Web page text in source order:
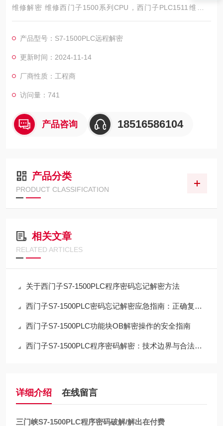
维修解密 维修西门子1500系列CPU，西门子PLC1511维修解
密，西门子PLC1512维修解密，西门子PLC1513维修解密，西门
17维修解密，西门子PLC1518解密维修如上电所有指示灯不亮，
全亮，开机无显示，不通讯，通讯连接不上，通讯异常，通讯网
产品型号：S7-1500PLC远程解密
更新时间：2024-11-14
厂商性质：工程商
访问量：741
产品咨询 18516586104
产品分类
PRODUCT CLASSIFICATION
相关文章
RELATED ARTICLES
关于西门子S7-1500PLC程序密码忘记解密方法
西门子S7-1500PLC密码忘记解密应急指南：正确复位流程与数据取舍
西门子S7-1500PLC功能块OB解密操作的安全指南
西门子S7-1500PLC程序密码解密：技术边界与合法路径的深度解析
详细介绍 在线留言
三门峡S7-1500PLC程序密码破解/解出在付费